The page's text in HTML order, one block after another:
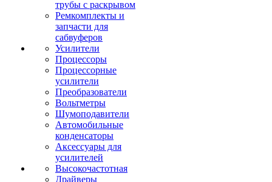
трубы с раскрывом
Ремкомплекты и
запчасти для
сабвуферов
Усилители
Процессоры
Процессорные
усилители
Преобразователи
Вольтметры
Шумоподавители
Автомобильные
конденсаторы
Аксессуары для
усилителей
Высокочастотная
Драйверы